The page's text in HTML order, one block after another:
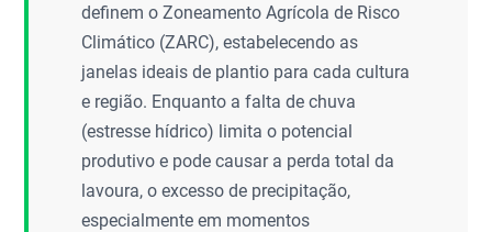
definem o Zoneamento Agrícola de Risco
Climático (ZARC), estabelecendo as
janelas ideais de plantio para cada cultura
e região. Enquanto a falta de chuva
(estresse hídrico) limita o potencial
produtivo e pode causar a perda total da
lavoura, o excesso de precipitação,
especialmente em momentos